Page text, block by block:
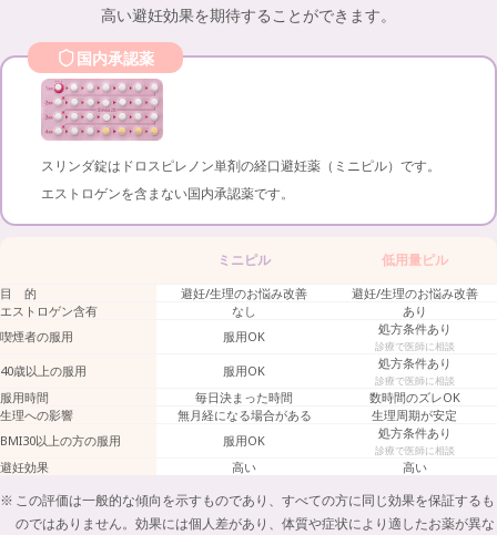
高い避妊効果を期待することができます。
国内承認薬
スリンダ錠はドロスピレノン単剤の経口避妊薬（ミニピル）です。
エストロゲンを含まない国内承認薬です。
ミニピル 低用量ピル
目 的 避妊/生理のお悩み改善
避妊/生理のお悩み改善
エストロゲン含有
なし
あり
喫煙者の服用
服用OK 処方条件あり
診療で医師に相談
40歳以上の服用 服用OK 処方条件あり
診療で医師に相談
服用時間 毎日決まった時間
数時間のズレOK
生理への影響
無月経になる場合がある
生理周期が安定
BMI30以上の方の服用
服用OK 処方条件あり
診療で医師に相談
避妊効果 高い 高い
この評価は一般的な傾向を示すものであり、すべての方に同じ効果を保証するも
のではありません。効果には個人差があり、体質や症状により適したお薬が異な